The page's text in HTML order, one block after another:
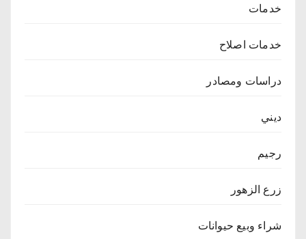
خدمات
خدمات اصلاح
دراسات ومصادر
ديني
رجيم
زرع الزهور
شراء وبيع حيوانات